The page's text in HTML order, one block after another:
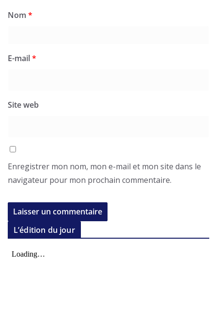
Nom *
E-mail*
Site web
Enregistrer mon nom, mon e-mail et mon site dans le
navigateur pour mon prochain commentaire.
L’édition du jour